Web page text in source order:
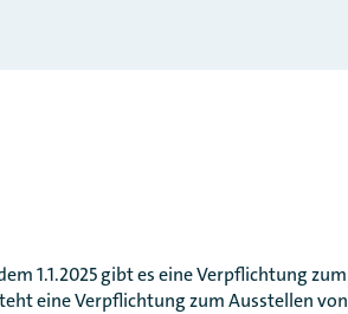
1.1.2025 gibt es eine Verpflichtung zum
eine Verpflichtung zum Ausstellen von